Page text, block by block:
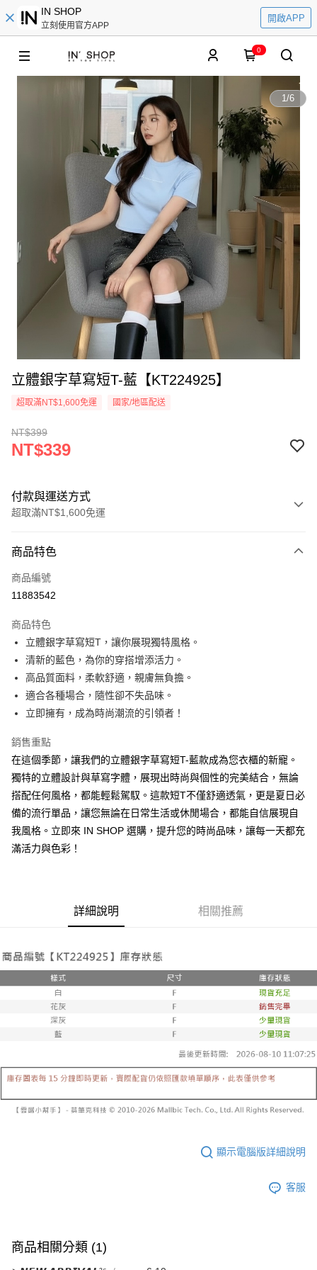
IN SHOP
立刻使用官方APP
開啟APP
0
1/6
立體銀字草寫短T-藍【KT224925】
超取滿NT$1,600免運 國家/地區配送
NT$399
NT$339
付款與運送方式
超取滿NT$1,600免運
信用卡一次付款
超商取貨付款
Apple Pay
街口支付
Google Pay
大哥付你分期
相關說明
1.本服務由台灣大哥大提供，台灣大哥大用戶可立即使用無須另外申請。
2.付款方式選擇「大哥付你分期」，訂單成立後會自動跳轉到大哥付的交易
流程，驗證手機門號後，選擇欲分期的期數、繳款截止日，確認付款後即完
成交易。
3.實際核准額度、可分期數及費用金額請依後續交易確認頁面所載為準。
4.訂單成立30分鐘內，如未前往確認交易或遇審核未通過，訂單將自動取
法說明評估內容。
2.透過簡訊連結打開帳單後，可選擇「超商條碼／台灣大直營門市／銀行轉
帳／街口支付／iPASS MONEY」等通路繳費。
1.本服務係由「台灣大哥大股份有限公司」（以下簡稱本公司）所提供，讓
買賣價金債權讓與本公司後，依約使用本公司帳單繳交帳款。
2.基於同意付款使用「大哥付你分期」之契約關係目的，商店將以您的個人
資料（包含姓名、電話或地址）提供予台灣大哥大進項蒐集、處理及利用，
由本公司與您本人進行分期帳單所需資料之確認、核對及更正。
3.完整用戶服務條款，請詳閱以下連結：
https://oppay.tw/userRule
AFTEE先享後付
相關說明
【關於「AFTEE先享後付」】
AFTEE先享後付是「在收到商品之後才付款」的支付方式。 讓您購物簡單
便利好安心！
１．簡單：不需註冊會員、不需綁卡、不需儲值。
２．便利：只要手機號碼，簡訊認證，即可結帳。
結帳頁面，進行簡訊認證並確認金額後，即可完成結帳。
※ 請注意：結帳手續完成當下不需立刻繳費，但若您需要取消訂單，請聯絡
購買商品的店家。未經商家同意取消之訂單仍視為有效，需透過AFTEE先享
後付繳納相關費用。
※ 交易是否成功請以「AFTEE先享後付 」之結帳頁面顯示為準，若有關於
是否繳費成功／繳費後需取消欲退款等相關疑問，請聯繫「AFTEE先享後付
客戶支援中心」
https://netprotections.freshdesk.com/support/home
易，需依本服務之必要範圍內提供個人資料，並將交易相關給付款項請求債
２．關於個人資料處理事宜，請瀏覽以下網址：
https://aftee.tw/terms/#terms3
付款後全家取貨
每筆NT$60，滿NT$1,600(含以上)免運費
已關閉，請勿下單
每筆NT$10,000
已關閉，請勿下單(付取)
每筆NT$10,000
每筆NT$60，滿NT$1,600(含以上)免運費
查看運費
商品特色
商品編號
11883542
商品特色
立體銀字草寫短T，讓你展現獨特風格。
清新的藍色，為你的穿搭增添活力。
高品質面料，柔軟舒適，親膚無負擔。
適合各種場合，隨性卻不失品味。
立即擁有，成為時尚潮流的引領者！
銷售重點
在這個季節，讓我們的立體銀字草寫短T-藍款成為您衣櫃的新寵。
獨特的立體設計與草寫字體，展現出時尚與個性的完美結合，無論
搭配任何風格，都能輕鬆駕馭。這款短T不僅舒適透氣，更是夏日必
備的流行單品，讓您無論在日常生活或休閒場合，都能自信展現自
我風格。立即來 IN SHOP 選購，提升您的時尚品味，讓每一天都充
滿活力與色彩！
詳細說明 相關推薦
顯示電腦版詳細說明
客服
商品相關分類 (1)